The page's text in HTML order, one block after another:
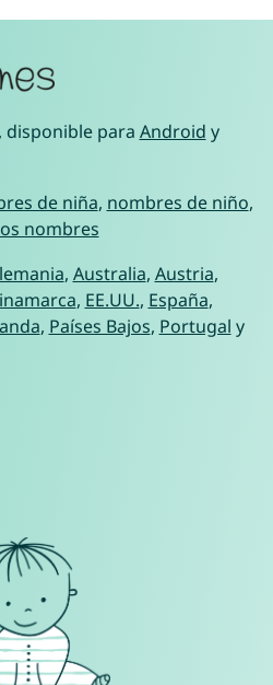
, disponible para Android y
de niña, nombres de niño,
nombres
, Australia, Austria,
, EE.UU., España,
, Países Bajos, Portugal y